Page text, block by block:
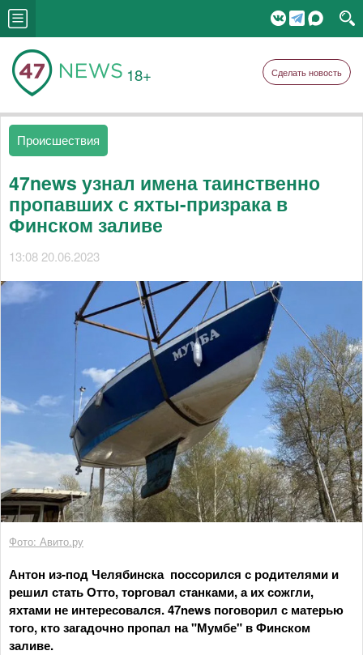
18+ Сделать новость
Происшествия
47news узнал имена таинственно
пропавших с яхты-призрака в
Финском заливе
13:08 20.06.2023
Фото: Авито.ру
Антон из-под Челябинска поссорился с родителями и
решил стать Отто, торговал станками, а их сожгли,
яхтами не интересовался. 47news поговорил с матерью
того, кто загадочно пропал на "Мумбе" в Финском
заливе.